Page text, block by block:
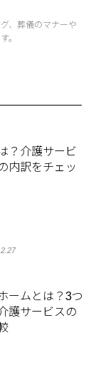
、葬儀のマナーや
。
？介護サービ
内訳をチェッ
ームとは？3つ
護サービスの